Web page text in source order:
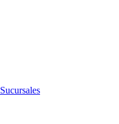
Sucursales